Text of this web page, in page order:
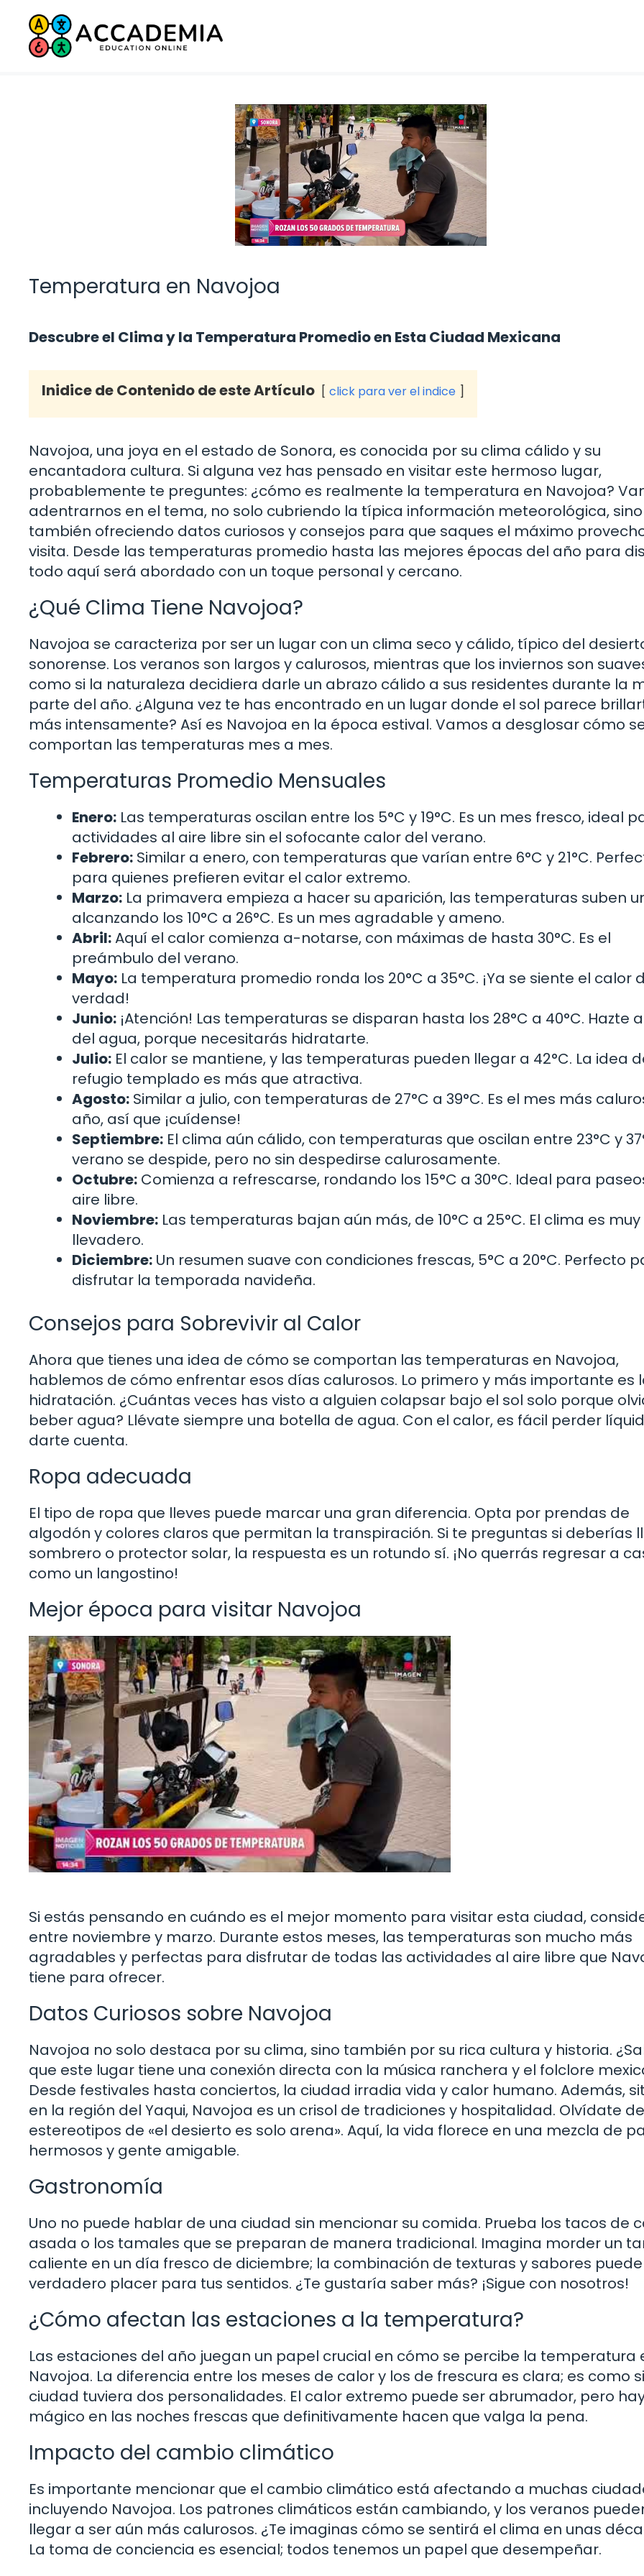
Saltar
contenido
Temperatura en Navojoa
Descubre el Clima y la Temperatura Promedio en Esta Ciudad Mexicana
Inidice de Contenido de este Artículo click para ver el indice
Navojoa, una joya en el estado de Sonora, es conocida por su clima cálido y su
encantadora cultura. Si alguna vez has pensado en visitar este hermoso lugar,
probablemente te preguntes: ¿cómo es realmente la temperatura en Navojoa?
adentrarnos en el tema, no solo cubriendo la típica información meteorológica, sino
también ofreciendo datos curiosos y consejos para que saques el máximo
visita. Desde las temperaturas promedio hasta las mejores épocas del año para
todo aquí será abordado con un toque personal y cercano.
¿Qué Clima Tiene Navojoa?
Navojoa se caracteriza por ser un lugar con un clima seco y cálido, típico del
sonorense. Los veranos son largos y calurosos, mientras que los inviernos son
como si la naturaleza decidiera darle un abrazo cálido a sus residentes durante la
parte del año. ¿Alguna vez te has encontrado en un lugar donde el sol parece
más intensamente? Así es Navojoa en la época estival. Vamos a desglosar cómo
comportan las temperaturas mes a mes.
Temperaturas Promedio Mensuales
Enero: Las temperaturas oscilan entre los 5°C y 19°C. Es un mes fresco, ideal
actividades al aire libre sin el sofocante calor del verano.
Febrero: Similar a enero, con temperaturas que varían entre 6°C y 21°C.
para quienes prefieren evitar el calor extremo.
Marzo: La primavera empieza a hacer su aparición, las temperaturas suben
alcanzando los 10°C a 26°C. Es un mes agradable y ameno.
Abril:Aquí el calor comienza a-notarse, con máximas de hasta 30°C. Es el
preámbulo del verano.
Mayo: La temperatura promedio ronda los 20°C a 35°C. ¡Ya se siente el calor
verdad!
Junio: ¡Atención! Las temperaturas se disparan hasta los 28°C a 40°C. Hazte
del agua, porque necesitarás hidratarte.
Julio: El calor se mantiene, y las temperaturas pueden llegar a 42°C. La idea
refugio templado es más que atractiva.
Agosto: Similar a julio, con temperaturas de 27°C a 39°C. Es el mes más
año, así que ¡cuídense!
Septiembre: El clima aún cálido, con temperaturas que oscilan entre 23°C y
verano se despide, pero no sin despedirse calurosamente.
Octubre: Comienza a refrescarse, rondando los 15°C a 30°C. Ideal para
aire libre.
Noviembre: Las temperaturas bajan aún más, de 10°C a 25°C. El clima es muy
llevadero.
Diciembre: Un resumen suave con condiciones frescas, 5°C a 20°C. Perfecto
disfrutar la temporada navideña.
Consejos para Sobrevivir al Calor
Ahora que tienes una idea de cómo se comportan las temperaturas en Navojoa,
hablemos de cómo enfrentar esos días calurosos. Lo primero y más importante es
hidratación. ¿Cuántas veces has visto a alguien colapsar bajo el sol solo porque
beber agua? Llévate siempre una botella de agua. Con el calor, es fácil perder
darte cuenta.
Ropa adecuada
El tipo de ropa que lleves puede marcar una gran diferencia. Opta por prendas de
algodón y colores claros que permitan la transpiración. Si te preguntas si deberías
sombrero o protector solar, la respuesta es un rotundo sí. ¡No querrás regresar a
como un langostino!
Mejor época para visitar Navojoa
Si estás pensando en cuándo es el mejor momento para visitar esta ciudad,
entre noviembre y marzo. Durante estos meses, las temperaturas son mucho más
agradables y perfectas para disfrutar de todas las actividades al aire libre que
tiene para ofrecer.
Datos Curiosos sobre Navojoa
Navojoa no solo destaca por su clima, sino también por su rica cultura y historia.
que este lugar tiene una conexión directa con la música ranchera y el folclore
Desde festivales hasta conciertos, la ciudad irradia vida y calor humano. Además,
en la región del Yaqui, Navojoa es un crisol de tradiciones y hospitalidad. Olvídate
estereotipos de «el desierto es solo arena». Aquí, la vida florece en una mezcla de
hermosos y gente amigable.
Gastronomía
Uno no puede hablar de una ciudad sin mencionar su comida. Prueba los tacos de
asada o los tamales que se preparan de manera tradicional. Imagina morder un
caliente en un día fresco de diciembre; la combinación de texturas y sabores
verdadero placer para tus sentidos. ¿Te gustaría saber más? ¡Sigue con nosotros!
¿Cómo afectan las estaciones a la temperatura?
Las estaciones del año juegan un papel crucial en cómo se percibe la temperatura
Navojoa. La diferencia entre los meses de calor y los de frescura es clara; es como
ciudad tuviera dos personalidades. El calor extremo puede ser abrumador, pero
mágico en las noches frescas que definitivamente hacen que valga la pena.
Impacto del cambio climático
Es importante mencionar que el cambio climático está afectando a muchas
incluyendo Navojoa. Los patrones climáticos están cambiando, y los veranos
llegar a ser aún más calurosos. ¿Te imaginas cómo se sentirá el clima en unas
La toma de conciencia es esencial; todos tenemos un papel que desempeñar.